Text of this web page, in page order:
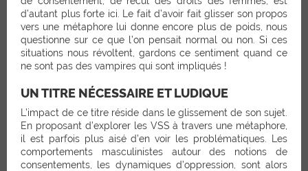
d’autant plus forte ici. Le fait d’avoir fait glisser son propos
vers une métaphore lui donne encore plus de poids, nous
questionne sur ce que l’on pensait normal ou non. Si ces
situations nous révoltent, gardons ce sentiment quand ce
ne sont pas des vampires qui sont impliqués !
UN TITRE NÉCESSAIRE ET LUDIQUE
L’impact de ce titre réside dans le glissement de son sujet.
En proposant d’explorer les VSS à travers une métaphore,
il est parfois plus aisé d’en voir les problématiques. Les
comportements masculinistes autour des notions de
consentements, les dynamiques d’oppression, sont alors